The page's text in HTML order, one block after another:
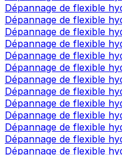
Dépannage de flexible
Dépannage de flexible
Dépannage de flexible
Dépannage de flexible
Dépannage de flexible
Dépannage de flexible
Dépannage de flexible
Dépannage de flexible
Dépannage de flexible
Dépannage de flexible
Dépannage de flexible
Dépannage de flexible
Dépannage de flexible